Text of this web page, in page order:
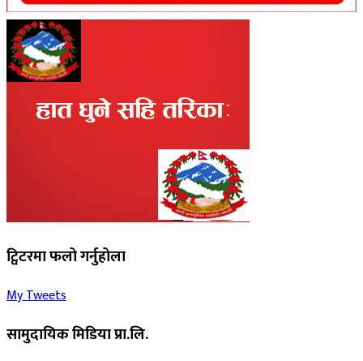
ट्विटरमा फलो गर्नुहोला
My Tweets
सामुदायिक मिडिया प्रा.लि.